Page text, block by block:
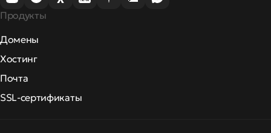
Продукты
Домены
Хостинг
Почта
SSL-сертификаты